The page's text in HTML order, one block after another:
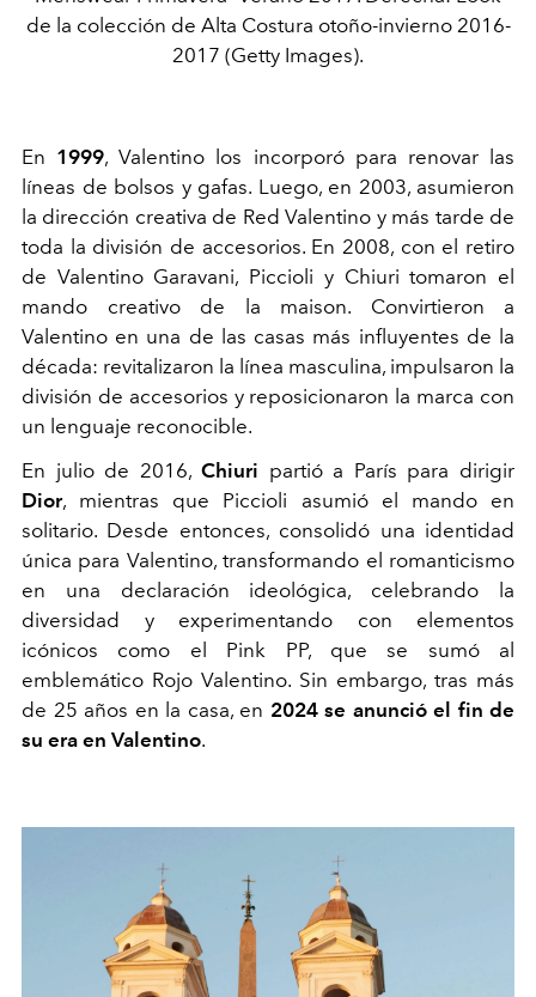
de la colección de Alta Costura otoño-invierno 2016-
2017 (Getty Images).
En 1999, Valentino los incorporó para renovar las
líneas de bolsos y gafas. Luego, en 2003, asumieron
la dirección creativa de Red Valentino y más tarde de
toda la división de accesorios. En 2008, con el retiro
de Valentino Garavani, Piccioli y Chiuri tomaron el
mando creativo de la maison. Convirtieron a
Valentino en una de las casas más influyentes de la
década: revitalizaron la línea masculina, impulsaron la
división de accesorios y reposicionaron la marca con
un lenguaje reconocible.
En julio de 2016,Chiuri partió a París para dirigir
Dior, mientras que Piccioli asumió el mando en
solitario. Desde entonces, consolidó una identidad
única para Valentino, transformando el romanticismo
en una declaración ideológica, celebrando la
diversidad y experimentando con elementos
icónicos como el Pink PP, que se sumó al
emblemático Rojo Valentino. Sin embargo, tras más
de 25 años en la casa, en 2024 se anunció el fin de
su era en Valentino.